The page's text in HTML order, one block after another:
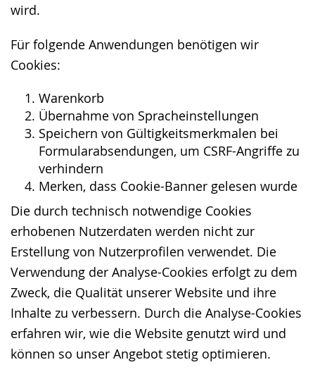
wird.
Für folgende Anwendungen benötigen wir
Cookies:
Warenkorb
Übernahme von Spracheinstellungen
Speichern von Gültigkeitsmerkmalen bei
Formularabsendungen, um CSRF-Angriffe zu
verhindern
Merken, dass Cookie-Banner gelesen wurde
Die durch technisch notwendige Cookies
erhobenen Nutzerdaten werden nicht zur
Erstellung von Nutzerprofilen verwendet. Die
Verwendung der Analyse-Cookies erfolgt zu dem
Zweck, die Qualität unserer Website und ihre
Inhalte zu verbessern. Durch die Analyse-Cookies
erfahren wir, wie die Website genutzt wird und
können so unser Angebot stetig optimieren.